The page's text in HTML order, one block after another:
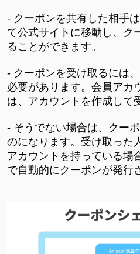
- クーポンを共有した相手
て公式サイトに移動し、ク
ることができます。
- クーポンを受け取るには
必要があります。会員アカ
は、アカウントを作成して
- そうでない場合は、クー
のになります。受け取った
アカウントを持っている場
で自動的にクーポンが発行